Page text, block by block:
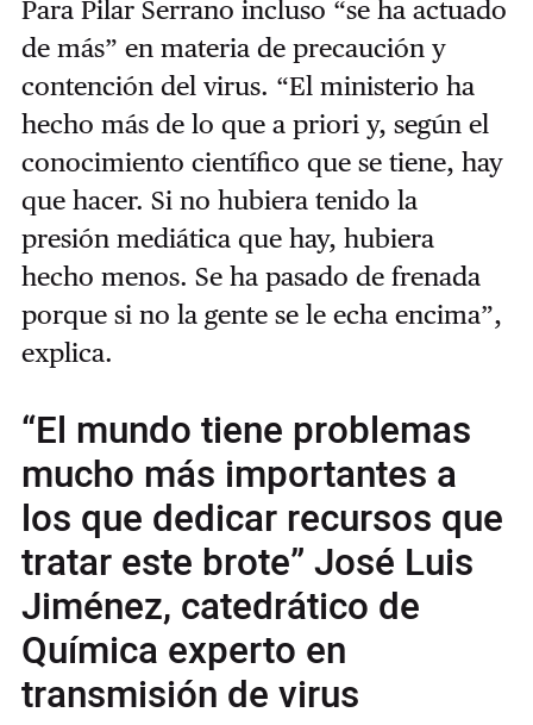
Para Pilar Serrano incluso “se ha actuado
de más” en materia de precaución y
contención del virus. “El ministerio ha
hecho más de lo que a priori y, según el
conocimiento científico que se tiene, hay
que hacer. Si no hubiera tenido la
presión mediática que hay, hubiera
hecho menos. Se ha pasado de frenada
porque si no la gente se le echa encima”,
explica.
“El mundo tiene problemas
mucho más importantes a
los que dedicar recursos que
tratar este brote” José Luis
Jiménez, catedrático de
Química experto en
transmisión de virus